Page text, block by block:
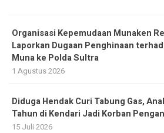
Organisasi Kepemudaan Munaken
Laporkan Dugaan Penghinaan
Muna ke Polda Sultra
1 Agustus 2026
Diduga Hendak Curi Tabung Gas,
Tahun di Kendari Jadi Korban
15 Juli 2026